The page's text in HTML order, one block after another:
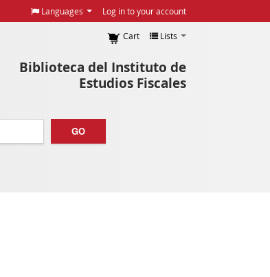
Languages Log in to your account
Biblioteca del Instituto de
Estudios Fiscales
Cart Lists
GO